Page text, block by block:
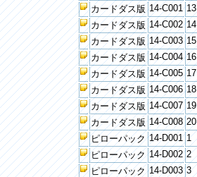
カードダス版 14-C001 13
カードダス版 14-C002 14
カードダス版 14-C003 15
カードダス版 14-C004 16
カードダス版 14-C005 17
カードダス版 14-C006 18
カードダス版 14-C007 19
カードダス版 14-C008 20
ピローパック 14-D001 1
ピローパック 14-D002 2
ピローパック 14-D003 3